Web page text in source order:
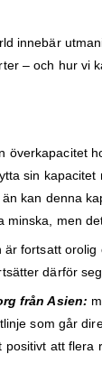
innebär
– och hur vi
överkapacitet
sin
kan denna
minska, men
fortsatt
därför
från Asien:
som går
att flera